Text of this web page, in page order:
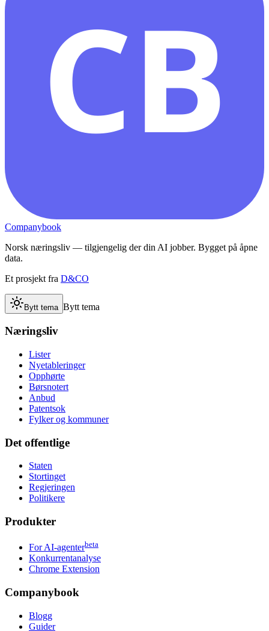
CB
Companybook
Norsk næringsliv — tilgjengelig der din AI jobber. Bygget på åpne
data.
Et prosjekt fra D&CO
Bytt tema Bytt tema
Næringsliv
Lister
Nyetableringer
Opphørte
Børsnotert
Anbud
Patentsok
Fylker og kommuner
Det offentlige
Staten
Stortinget
Regjeringen
Politikere
Produkter
For AI-agenterbeta
Konkurrentanalyse
Chrome Extension
Companybook
Blogg
Guider